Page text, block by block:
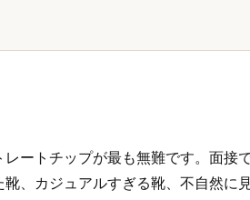
ートチップが最も無難です。面接
、カジュアルすぎる靴、不自然に